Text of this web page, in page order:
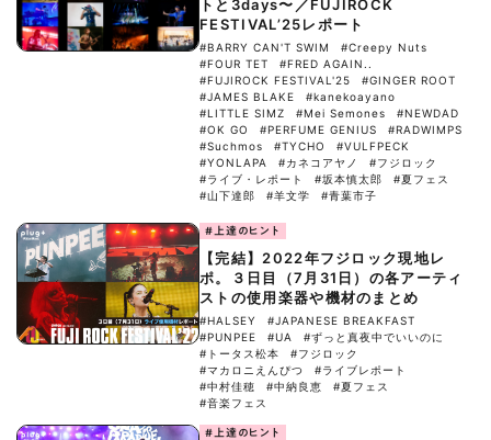
トと3days〜／FUJIROCK
FESTIVAL’25レポート
#BARRY CAN'T SWIM
#Creepy Nuts
#FOUR TET
#FRED AGAIN..
#FUJIROCK FESTIVAL'25
#GINGER ROOT
#JAMES BLAKE
#kanekoayano
#LITTLE SIMZ
#Mei Semones
#NEWDAD
#OK GO
#PERFUME GENIUS
#RADWIMPS
#Suchmos
#TYCHO
#VULFPECK
#YONLAPA
#カネコアヤノ
#フジロック
#ライブ・レポート
#坂本慎太郎
#夏フェス
#山下達郎
#羊文学 #青葉市子
#上達のヒント
【完結】2022年フジロック現地レ
ポ。３日目（7月31日）の各アーティ
ストの使用楽器や機材のまとめ
#HALSEY
#JAPANESE BREAKFAST
#PUNPEE
#UA
#ずっと真夜中でいいのに
#トータス松本
#フジロック
#マカロニえんぴつ
#ライブレポート
#中村佳穂
#中納良恵
#夏フェス
#音楽フェス
#上達のヒント